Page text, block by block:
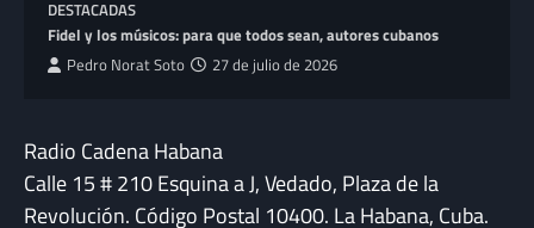
DESTACADAS
Fidel y los músicos: para que todos sean, autores cubanos
Pedro Norat Soto 27 de julio de 2026
Radio Cadena Habana
Calle 15 # 210 Esquina a J, Vedado, Plaza de la
Revolución. Código Postal 10400. La Habana, Cuba.